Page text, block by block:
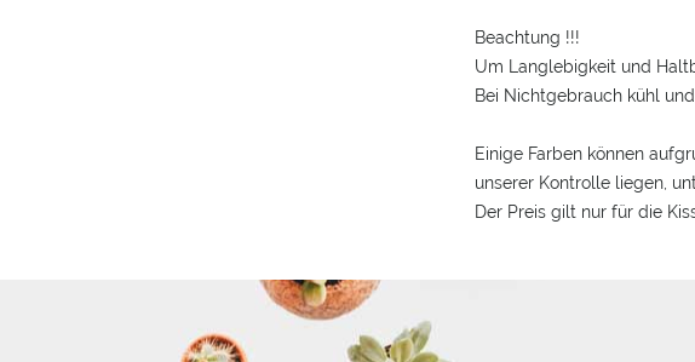
Beachtung !!!
Um Langlebigkeit und
Bei Nichtgebrauch kühl
Einige Farben können
unserer Kontrolle liegen,
Der Preis gilt nur für die